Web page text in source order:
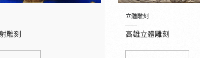
雕刻
立體雕刻
高雄立體雕刻